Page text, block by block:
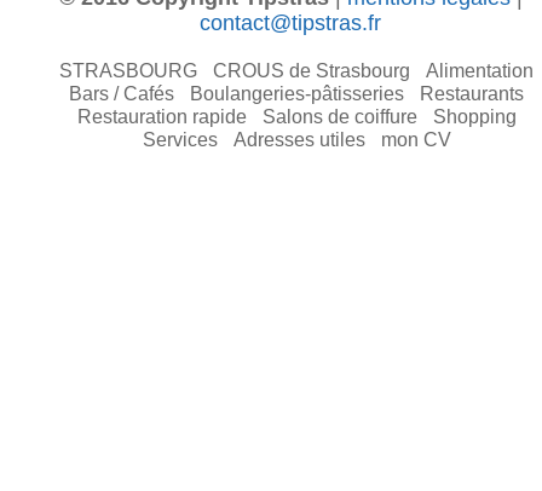
contact@tipstras.fr
STRASBOURG CROUS de Strasbourg
Alimentation
Bars / Cafés
Boulangeries-pâtisseries
Restaurants
Restauration rapide
Salons de coiffure
Shopping
Services
Adresses utiles mon CV